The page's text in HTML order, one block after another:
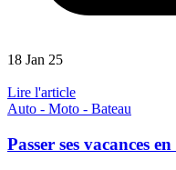
18 Jan 25
Lire l'article
Auto - Moto - Bateau
Passer ses vacances